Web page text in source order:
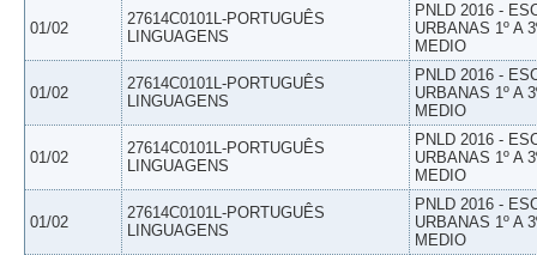
01/02
27614C0101L-PORTUGUÊS
LINGUAGENS
PNLD 2016 -
URBANAS 1º A
MEDIO
01/02
27614C0101L-PORTUGUÊS
LINGUAGENS
PNLD 2016 -
URBANAS 1º A
MEDIO
01/02
27614C0101L-PORTUGUÊS
LINGUAGENS
PNLD 2016 -
URBANAS 1º A
MEDIO
01/02
27614C0101L-PORTUGUÊS
LINGUAGENS
PNLD 2016 -
URBANAS 1º A
MEDIO